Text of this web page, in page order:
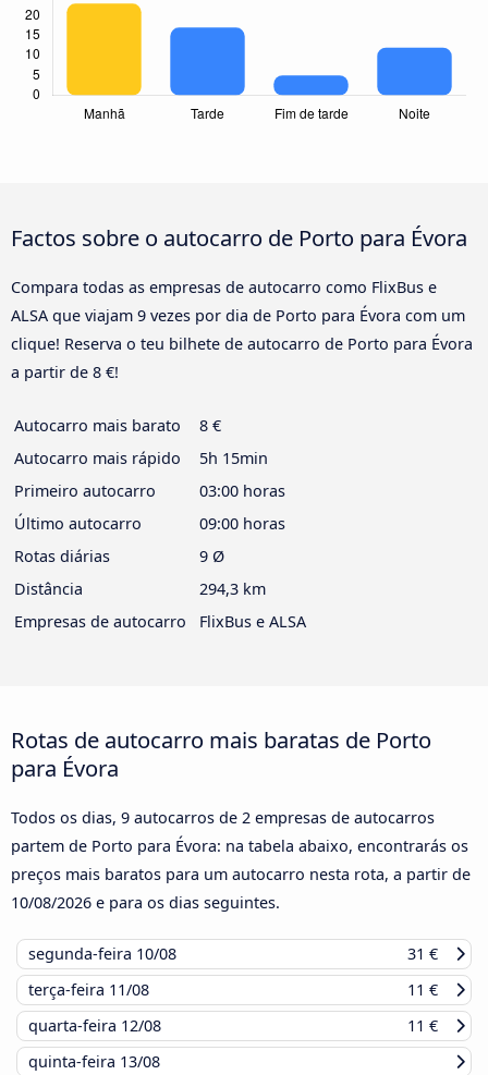
Factos sobre o autocarro de Porto para Évora
Compara todas as empresas de autocarro como FlixBus e
ALSA que viajam 9 vezes por dia de Porto para Évora com um
clique! Reserva o teu bilhete de autocarro de Porto para Évora
a partir de 8 €!
Autocarro mais barato
8 €
Autocarro mais rápido
5h 15min
Primeiro autocarro
03:00 horas
Último autocarro
09:00 horas
Rotas diárias
9 Ø
Distância
294,3 km
Empresas de autocarro
FlixBus e ALSA
Rotas de autocarro mais baratas de Porto
para Évora
Todos os dias, 9 autocarros de 2 empresas de autocarros
partem de Porto para Évora: na tabela abaixo, encontrarás os
preços mais baratos para um autocarro nesta rota, a partir de
10/08/2026 e para os dias seguintes.
segunda-feira 10/08
31 €
terça-feira 11/08
11 €
quarta-feira 12/08
11 €
quinta-feira 13/08